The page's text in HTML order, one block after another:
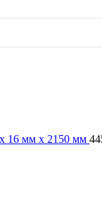
16 мм х 2150 мм